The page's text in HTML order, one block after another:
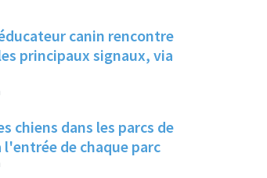
canin rencontre
principaux signaux, via
chiens dans les parcs de
de chaque parc